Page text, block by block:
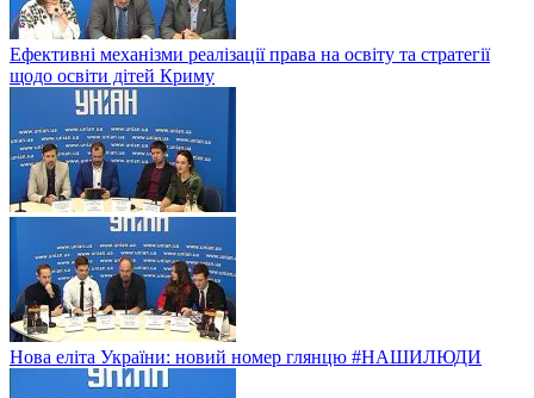
Ефективні механізми реалізації права на освіту та стратегії
щодо освіти дітей Криму
Нова еліта України: новий номер глянцю #НАШИЛЮДИ